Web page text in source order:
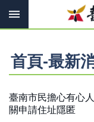
跳到主要內容區塊
搜
搜
尋
訊
首頁-最新
臺南市民擔心有心
關申請住址隱匿